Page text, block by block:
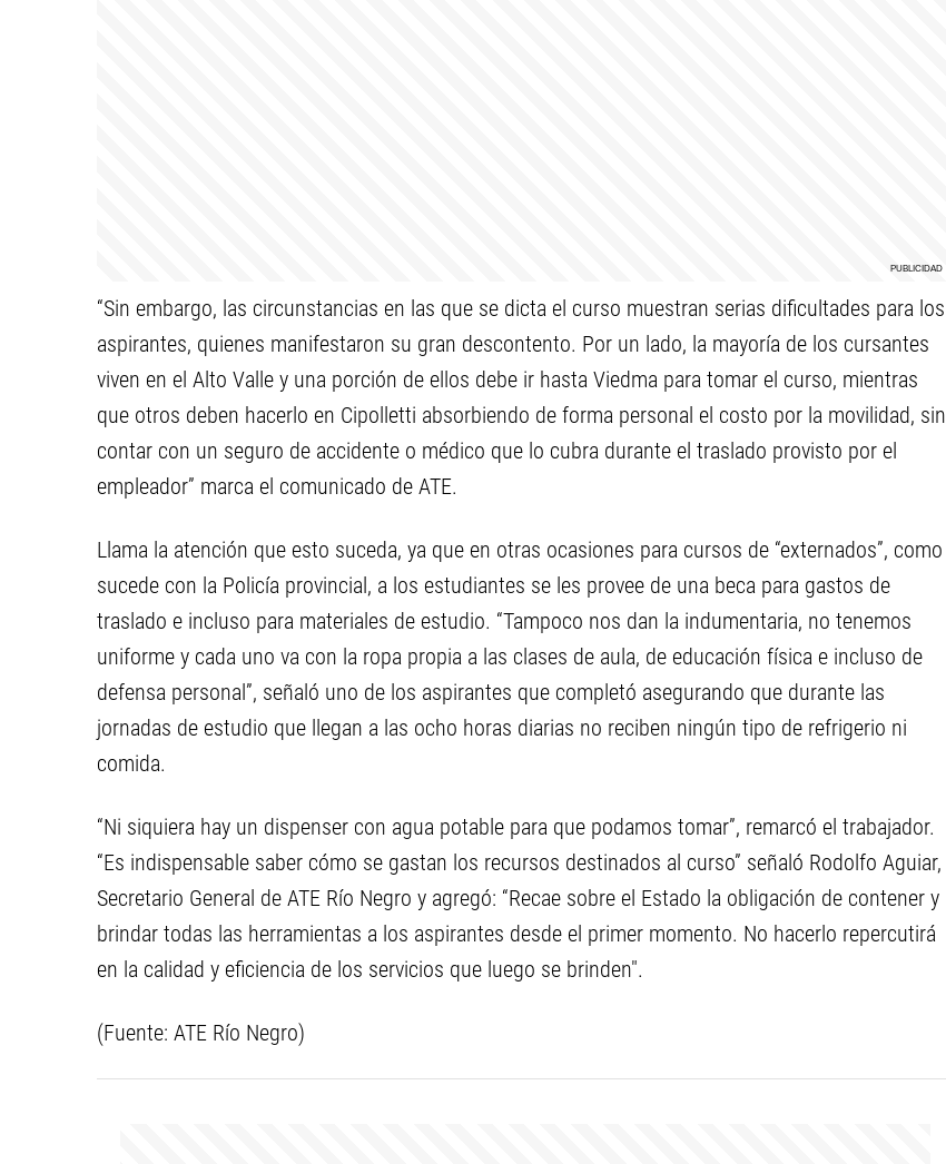
“Sin embargo, las circunstancias en las que se dicta el curso muestran serias dificultades para los
aspirantes, quienes manifestaron su gran descontento. Por un lado, la mayoría de los cursantes
viven en el Alto Valle y una porción de ellos debe ir hasta Viedma para tomar el curso, mientras
que otros deben hacerlo en Cipolletti absorbiendo de forma personal el costo por la movilidad, sin
contar con un seguro de accidente o médico que lo cubra durante el traslado provisto por el
empleador” marca el comunicado de ATE.
Llama la atención que esto suceda, ya que en otras ocasiones para cursos de “externados”, como
sucede con la Policía provincial, a los estudiantes se les provee de una beca para gastos de
traslado e incluso para materiales de estudio. “Tampoco nos dan la indumentaria, no tenemos
uniforme y cada uno va con la ropa propia a las clases de aula, de educación física e incluso de
defensa personal”, señaló uno de los aspirantes que completó asegurando que durante las
jornadas de estudio que llegan a las ocho horas diarias no reciben ningún tipo de refrigerio ni
comida.
“Ni siquiera hay un dispenser con agua potable para que podamos tomar”, remarcó el trabajador.
“Es indispensable saber cómo se gastan los recursos destinados al curso” señaló Rodolfo Aguiar,
Secretario General de ATE Río Negro y agregó: “Recae sobre el Estado la obligación de contener y
brindar todas las herramientas a los aspirantes desde el primer momento. No hacerlo repercutirá
en la calidad y eficiencia de los servicios que luego se brinden".
(Fuente: ATE Río Negro)